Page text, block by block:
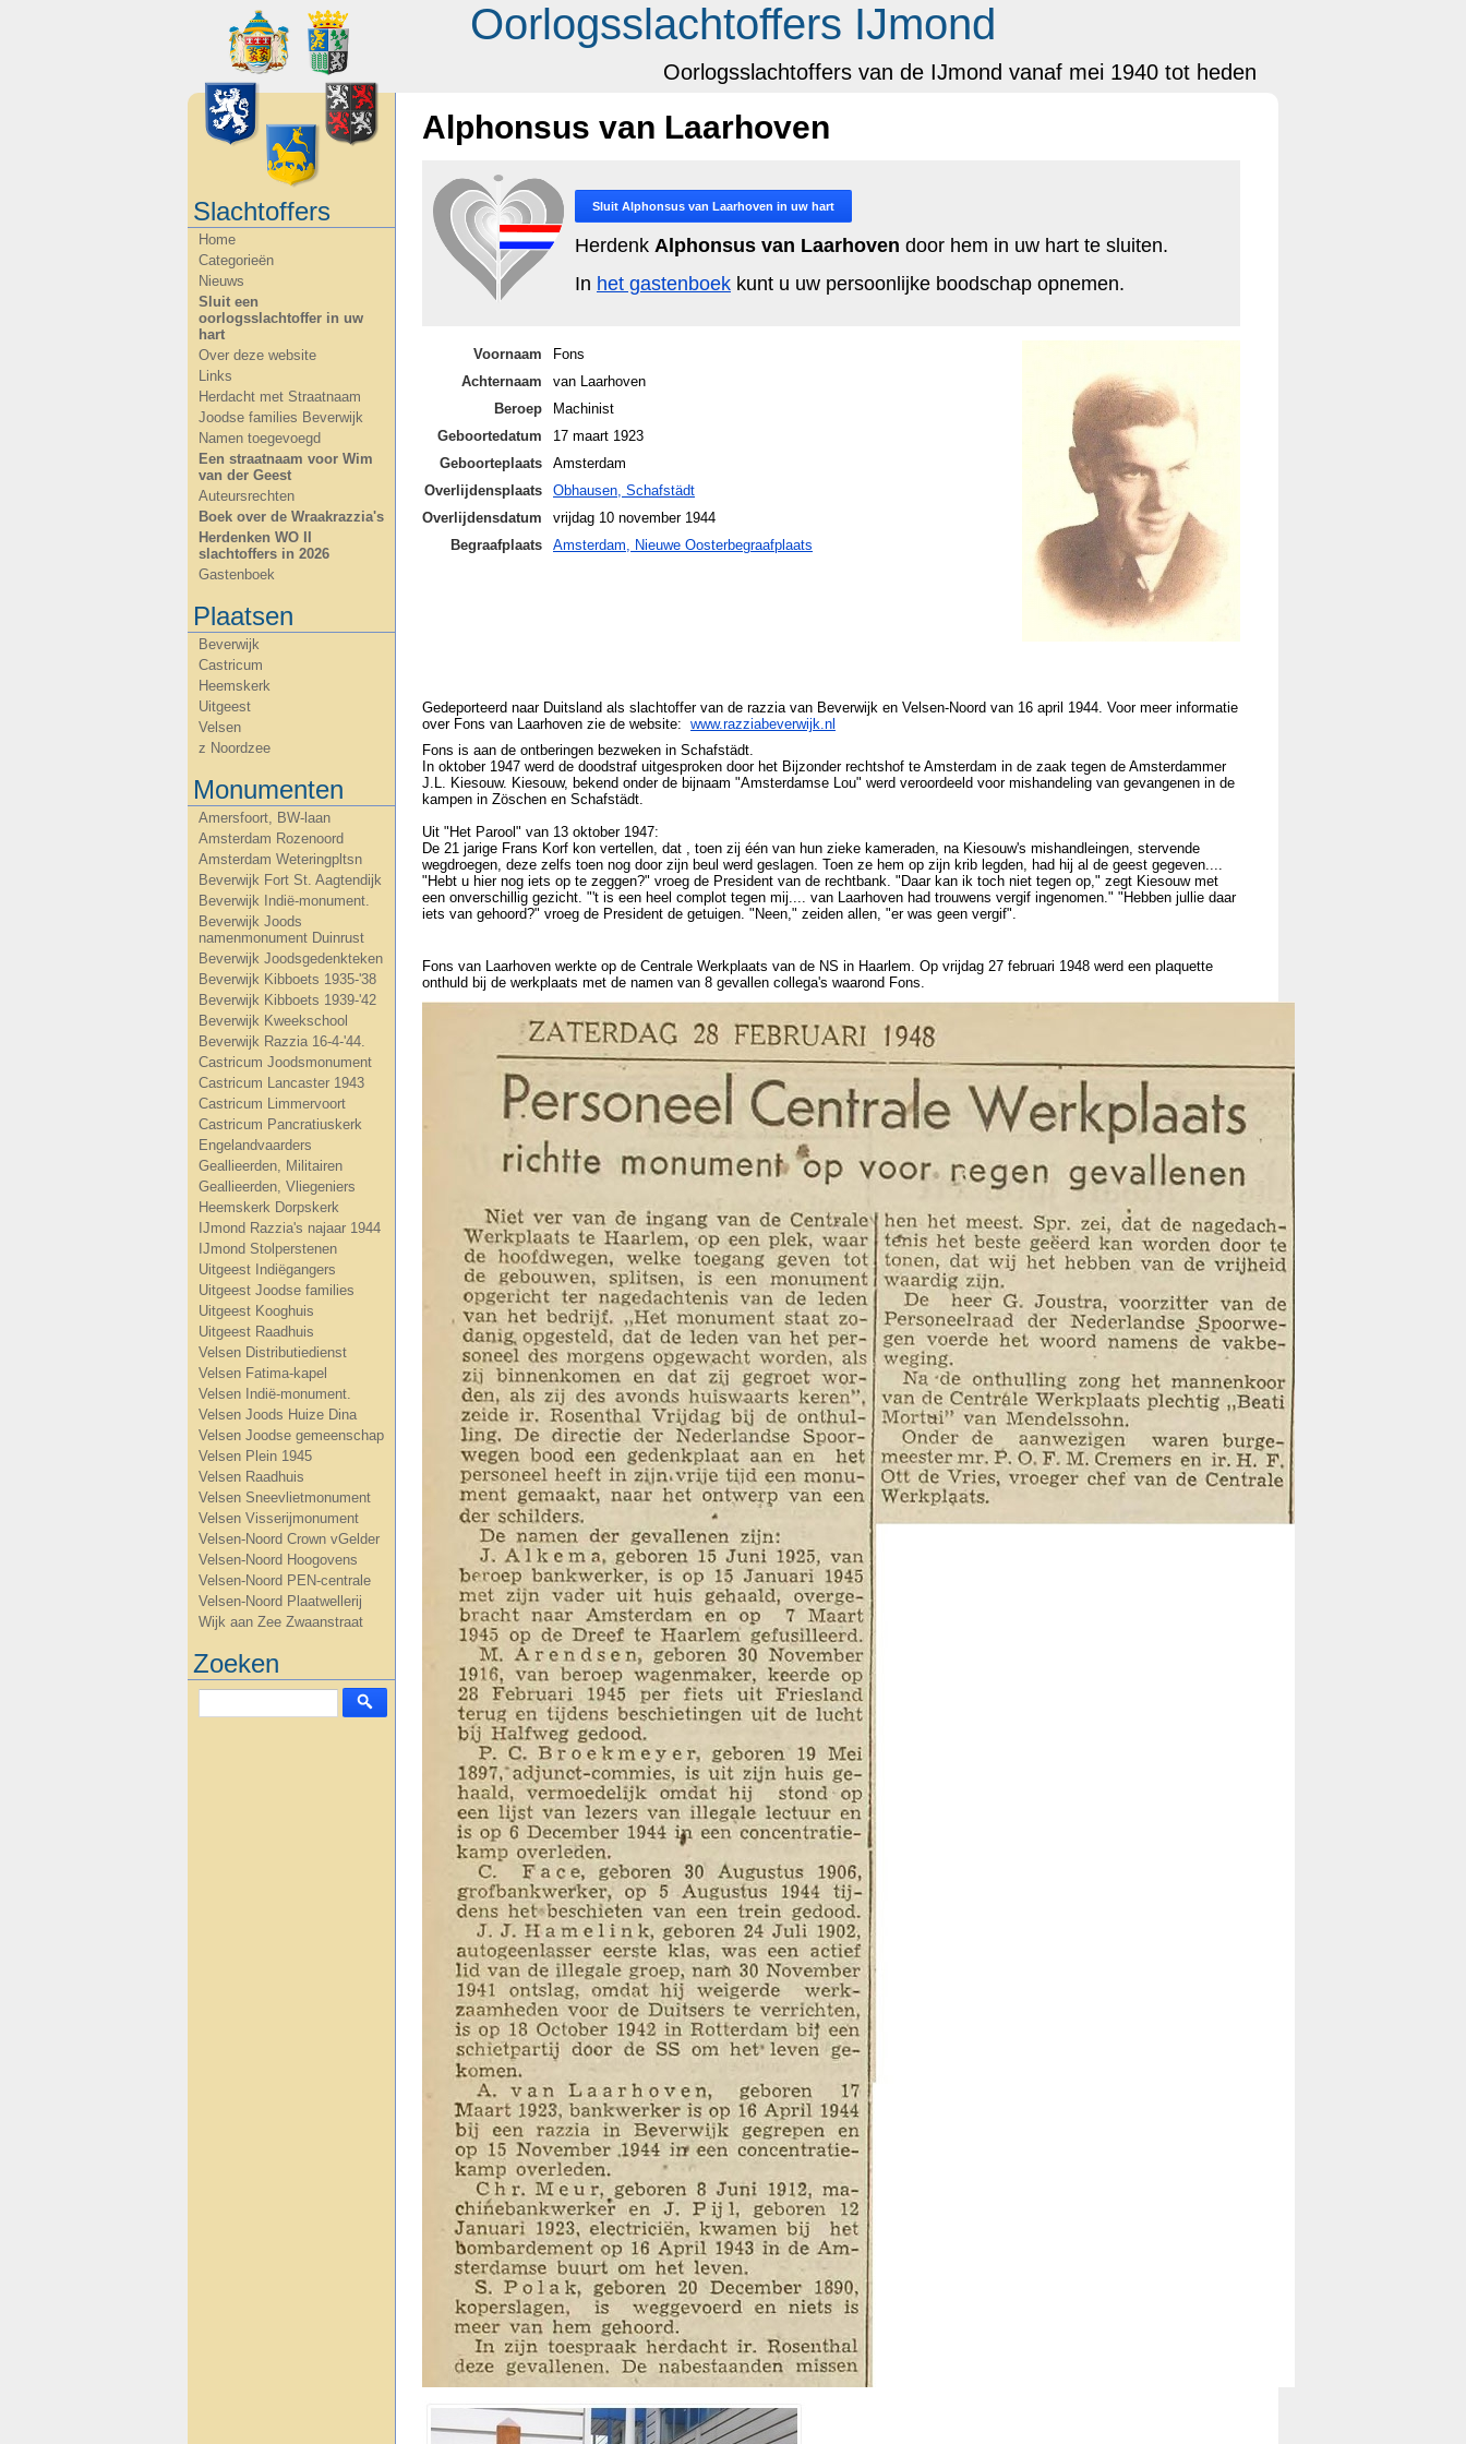
Oorlogsslachtoffers IJmond
Oorlogsslachtoffers van de IJmond vanaf mei 1940 tot heden
Slachtoffers
Home
Categorieën
Nieuws
Sluit een
oorlogsslachtoffer in uw
hart
Over deze website
Links
Herdacht met Straatnaam
Joodse families Beverwijk
Namen toegevoegd
Een straatnaam voor Wim
van der Geest
Auteursrechten
Boek over de Wraakrazzia's
Herdenken WO II
slachtoffers in 2026
Gastenboek
Plaatsen
Beverwijk
Castricum
Heemskerk
Uitgeest
Velsen
z Noordzee
Monumenten
Amersfoort, BW-laan
Amsterdam Rozenoord
Amsterdam Weteringpltsn
Beverwijk Fort St. Aagtendijk
Beverwijk Indië-monument.
Beverwijk Joods
namenmonument Duinrust
Beverwijk Joodsgedenkteken
Beverwijk Kibboets 1935-'38
Beverwijk Kibboets 1939-'42
Beverwijk Kweekschool
Beverwijk Razzia 16-4-'44.
Castricum Joodsmonument
Castricum Lancaster 1943
Castricum Limmervoort
Castricum Pancratiuskerk
Engelandvaarders
Geallieerden, Militairen
Geallieerden, Vliegeniers
Heemskerk Dorpskerk
IJmond Razzia's najaar 1944
IJmond Stolperstenen
Uitgeest Indiëgangers
Uitgeest Joodse families
Uitgeest Kooghuis
Uitgeest Raadhuis
Velsen Distributiedienst
Velsen Fatima-kapel
Velsen Indië-monument.
Velsen Joods Huize Dina
Velsen Joodse gemeenschap
Velsen Plein 1945
Velsen Raadhuis
Velsen Sneevlietmonument
Velsen Visserijmonument
Velsen-Noord Crown vGelder
Velsen-Noord Hoogovens
Velsen-Noord PEN-centrale
Velsen-Noord Plaatwellerij
Wijk aan Zee Zwaanstraat
Zoeken
Alphonsus van Laarhoven
Sluit Alphonsus van Laarhoven in uw hart
Herdenk Alphonsus van Laarhoven door hem in uw hart te sluiten.
In het gastenboek kunt u uw persoonlijke boodschap opnemen.
Voornaam
Fons
Achternaam
van Laarhoven
Beroep
Machinist
Geboortedatum
17 maart 1923
Geboorteplaats
Amsterdam
Overlijdensplaats
Obhausen, Schafstädt
Overlijdensdatum
vrijdag 10 november 1944
Begraafplaats
Amsterdam, Nieuwe Oosterbegraafplaats
Gedeporteerd naar Duitsland als slachtoffer van de razzia van Beverwijk en Velsen-Noord van 16 april 1944. Voor meer informatie
over Fons van Laarhoven zie de website: www.razziabeverwijk.nl
Fons is aan de ontberingen bezweken in Schafstädt.
In oktober 1947 werd de doodstraf uitgesproken door het Bijzonder rechtshof te Amsterdam in de zaak tegen de Amsterdammer
J.L. Kiesouw. Kiesouw, bekend onder de bijnaam "Amsterdamse Lou" werd veroordeeld voor mishandeling van gevangenen in de
kampen in Zöschen en Schafstädt.
Uit "Het Parool" van 13 oktober 1947:
De 21 jarige Frans Korf kon vertellen, dat , toen zij één van hun zieke kameraden, na Kiesouw's mishandleingen, stervende
wegdroegen, deze zelfs toen nog door zijn beul werd geslagen. Toen ze hem op zijn krib legden, had hij al de geest gegeven....
"Hebt u hier nog iets op te zeggen?" vroeg de President van de rechtbank. "Daar kan ik toch niet tegen op," zegt Kiesouw met
een onverschillig gezicht. "'t is een heel complot tegen mij.... van Laarhoven had trouwens vergif ingenomen." "Hebben jullie daar
iets van gehoord?" vroeg de President de getuigen. "Neen," zeiden allen, "er was geen vergif".
Fons van Laarhoven werkte op de Centrale Werkplaats van de NS in Haarlem. Op vrijdag 27 februari 1948 werd een plaquette
onthuld bij de werkplaats met de namen van 8 gevallen collega's waarond Fons.